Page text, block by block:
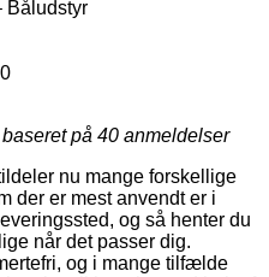
Båludstyr
på 40 anmeldelser
nu mange forskellige
der er mest anvendt er i
og så henter du
når det passer dig.
og i mange tilfælde